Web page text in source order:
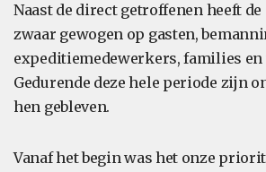
Naast de direct getroffenen heeft
zwaar gewogen op gasten,
expeditiemedewerkers, families en
Gedurende deze hele periode zijn
hen gebleven.
Vanaf het begin was het onze